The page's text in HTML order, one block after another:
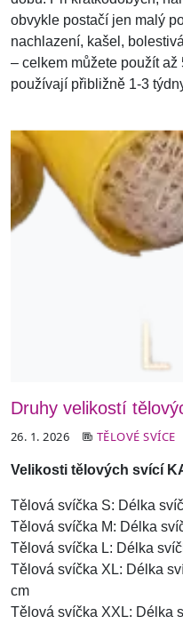
obvykle postačí jen malý
nachlazení, kašel,
– celkem můžete použít
používají přibližně 1-3
Druhy velikostí
26. 1. 2026 TĚLOVÉ SVÍCE
Velikosti tělových svící
Tělová svíčka S: Délka
Tělová svíčka M: Délka
Tělová svíčka L: Délka
Tělová svíčka XL: Délka
cm
Tělová svíčka XXL: Délka